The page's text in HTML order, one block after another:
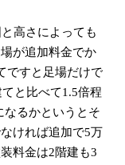
高さによっても
が追加料金でか
ですと足場だけで
と比べて1.5倍程
なるかというとそ
ければ追加で5万
料金は2階建も3